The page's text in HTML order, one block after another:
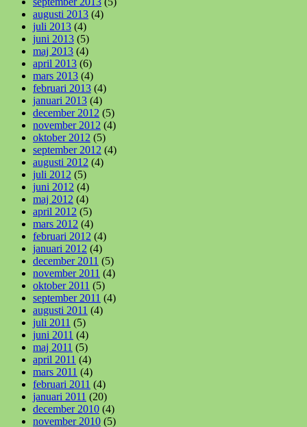
augusti 2013 (4)
juli 2013 (4)
juni 2013 (5)
maj 2013 (4)
april 2013 (6)
mars 2013 (4)
februari 2013 (4)
januari 2013 (4)
december 2012 (5)
november 2012 (4)
oktober 2012 (5)
september 2012 (4)
augusti 2012 (4)
juli 2012 (5)
juni 2012 (4)
maj 2012 (4)
april 2012 (5)
mars 2012 (4)
februari 2012 (4)
januari 2012 (4)
december 2011 (5)
november 2011 (4)
oktober 2011 (5)
september 2011 (4)
augusti 2011 (4)
juli 2011 (5)
juni 2011 (4)
maj 2011 (5)
april 2011 (4)
mars 2011 (4)
februari 2011 (4)
januari 2011 (20)
december 2010 (4)
november 2010 (5)